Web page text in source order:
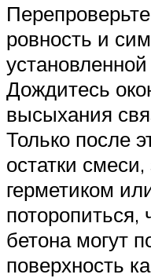
ровность и
Дождитесь
высыхания
Только после
остатки
герметиком
поторопиться,
бетона могут
поверхность